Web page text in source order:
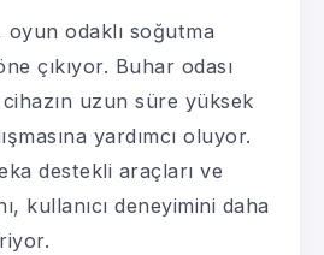
oyun odaklı soğutma
çıkıyor. Buhar odası
uzun süre yüksek
yardımcı oluyor.
destekli araçları ve
kullanıcı deneyimini daha